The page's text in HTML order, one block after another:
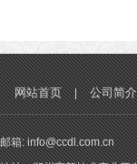
网站首页 | 公司简介
邮箱: info@ccdl.com.cn